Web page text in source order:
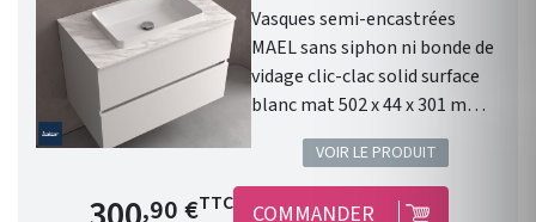
Vasques semi-encastrées
MAEL sans siphon ni bonde de
vidage clic-clac solid surface
blanc mat 502 x 44 x 301 mm :
un élément design pour votre
salle de bain.VOIR LE PRODUIT
Prix de base
,90 €TTC COMMANDER